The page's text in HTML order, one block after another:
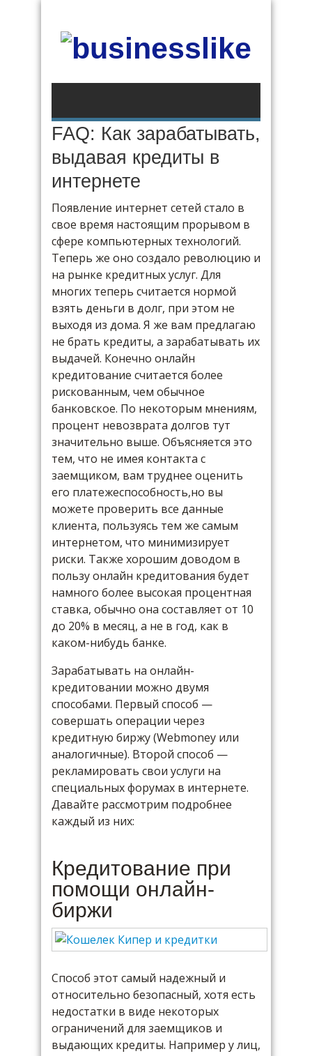
FAQ: Как зарабатывать,
выдавая кредиты в
интернете
Появление интернет сетей стало в
свое время настоящим прорывом в
сфере компьютерных технологий.
Теперь же оно создало революцию и
на рынке кредитных услуг. Для
многих теперь считается нормой
взять деньги в долг, при этом не
выходя из дома. Я же вам предлагаю
не брать кредиты, а зарабатывать их
выдачей. Конечно онлайн
кредитование считается более
рискованным, чем обычное
банковское. По некоторым мнениям,
процент невозврата долгов тут
значительно выше. Объясняется это
тем, что не имея контакта с
заемщиком, вам труднее оценить
его платежеспособность,но вы
можете проверить все данные
клиента, пользуясь тем же самым
интернетом, что минимизирует
риски. Также хорошим доводом в
пользу онлайн кредитования будет
намного более высокая процентная
ставка, обычно она составляет от 10
до 20% в месяц, а не в год, как в
каком-нибудь банке.
Зарабатывать на онлайн-
кредитовании можно двумя
способами. Первый способ —
совершать операции через
кредитную биржу (Webmoney или
аналогичные). Второй способ —
рекламировать свои услуги на
специальных форумах в интернете.
Давайте рассмотрим подробнее
каждый из них:
Кредитование при
помощи онлайн-
биржи
Способ этот самый надежный и
относительно безопасный, хотя есть
недостатки в виде некоторых
ограничений для заемщиков и
выдающих кредиты. Например у лиц,